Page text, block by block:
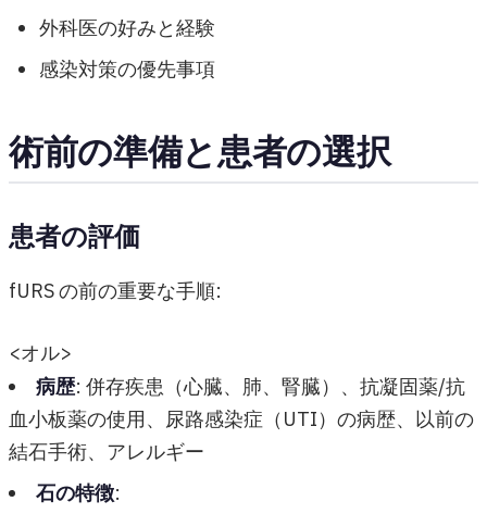
外科医の好みと経験
感染対策の優先事項
術前の準備と患者の選択
患者の評価
fURS の前の重要な手順:
<オル>
病歴: 併存疾患（心臓、肺、腎臓）、抗凝固薬/抗
血小板薬の使用、尿路感染症（UTI）の病歴、以前の
結石手術、アレルギー
石の特徴: